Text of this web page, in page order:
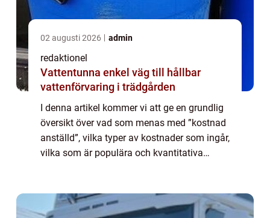
02 augusti 2026 admin
redaktionel
Vattentunna enkel väg till hållbar
vattenförvaring i trädgården
I denna artikel kommer vi att ge en grundlig
översikt över vad som menas med ”kostnad
anställd”, vilka typer av kostnader som ingår,
vilka som är populära och kvantitativa